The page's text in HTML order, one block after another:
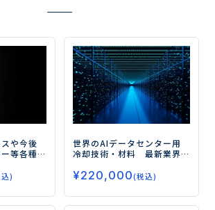
や今後
等各種
・・・
はどこ
)
世界のAIデータセンター用
冷却技術・材料 最新業界
¥220,000(税込)